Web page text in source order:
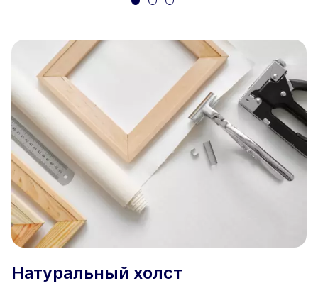
Натуральный холст